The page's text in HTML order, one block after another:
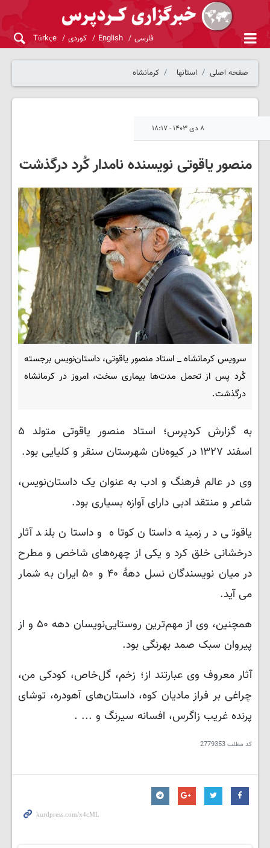
فارسی English کوردی Türkçe
صفحه اصلی استانها کرمانشاه
۸ دی ۱۴۰۳ - ۱۸:۱۷
منصور یاقوتی نویسنده نامدار کُرد درگذشت
سرویس کرمانشاه _ استاد منصور یاقوتی، داستان‌نویس برجسته
کُرد پس از تحمل مدت‌ها بیماری سخت، امروز در کرمانشاه
درگذشت.
به گزارش کردپرس؛ استاد منصور یاقوتی متولد ۵
اسفند ۱۳۲۷ در کیوه‌نان شهرستان سنقر و کلیایی بود.
وی در عالم فرهنگ و ادب به عنوان یک داستان‌نویس،
شاعر و منتقد ادبی دارای آوازه بسیاری بود.
یاقوتی در زمینه داستان کوتاه و داستان بلند آثار
درخشانی خلق کرد و یکی از چهره‌های شاخص و مطرح
در میان نویسندگان نسل دههٔ ۴۰ و ۵۰ ایران به شمار
می آید.
همچنین، وی از مهم‌ترین روستایی‌نویسان دهه ۵۰ و از
پیروان سبک صمد بهرنگی بود.
آثار معروف وی عبارتند از؛ زخم، گل‌خاص، کودکی من،
چراغی بر فراز مادیان کوه، داستان‌های آهودره، توشای
پرنده غریب زاگرس، افسانه سیرنگ و ... .
کد مطلب2779353